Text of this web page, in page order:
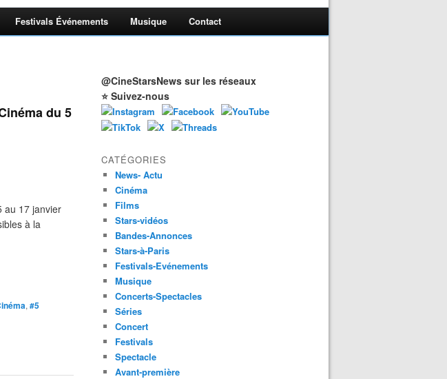
Festivals Événements Musique Contact
du 5
au 17 janvier
à la
, #5
@CineStarsNews sur les réseaux
⭐ Suivez-nous
CATÉGORIES
News- Actu
Cinéma
Films
Stars-vidéos
Bandes-Annonces
Stars-à-Paris
Festivals-Evénements
Musique
Concerts-Spectacles
Séries
Concert
Festivals
Spectacle
Avant-première